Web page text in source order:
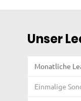
Unser
Monatliche
Einmalige